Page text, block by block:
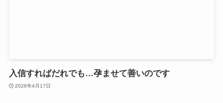
入信すればだれでも…孕ませて善いのです
2026年4月17日